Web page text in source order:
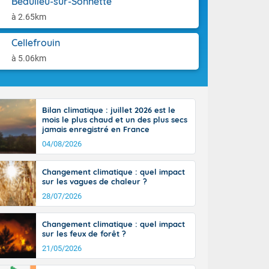
à 2.65km
Cellefrouin
à 5.06km
moins
25 à 30
35 degrés
jusque
la Corse.
Pyrénées,
marge de
de la
En soirée,
sur
22 à 24,
sur le
hors côtes
38 ou 39
Bilan climatique : juillet 2026 est le
mois le plus chaud et un des plus secs
jamais enregistré en France
04/08/2026
Changement climatique : quel impact
sur les vagues de chaleur ?
28/07/2026
Changement climatique : quel impact
sur les feux de forêt ?
21/05/2026